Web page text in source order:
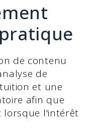
de contenu
de
et une
afin que
lorsque l'intérêt